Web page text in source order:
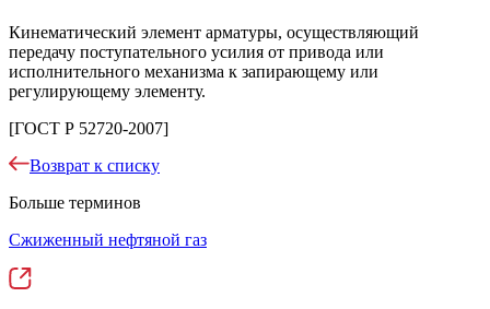
Кинематический элемент арматуры, осуществляющий
передачу поступательного усилия от привода или
исполнительного механизма к запирающему или
регулирующему элементу.
[ГОСТ Р 52720-2007]
Возврат к списку
Больше терминов
Сжиженный нефтяной газ